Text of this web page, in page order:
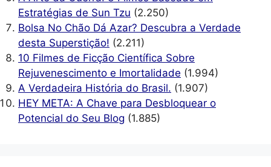
Estratégias de Sun Tzu (2.250)
Bolsa No Chão Dá Azar? Descubra a Verdade
desta Superstição! (2.211)
10 Filmes de Ficção Científica Sobre
Rejuvenescimento e Imortalidade (1.994)
A Verdadeira História do Brasil. (1.907)
HEY META: A Chave para Desbloquear o
Potencial do Seu Blog (1.885)